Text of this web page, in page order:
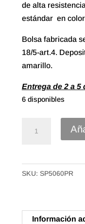
de alta
estándar en
Bolsa fabricada
18/5-art.4.
amarillo.
Entrega de 2 a 5
6 disponibles
70%
reciclado
50mc.
SKU: SP5060PR
Información